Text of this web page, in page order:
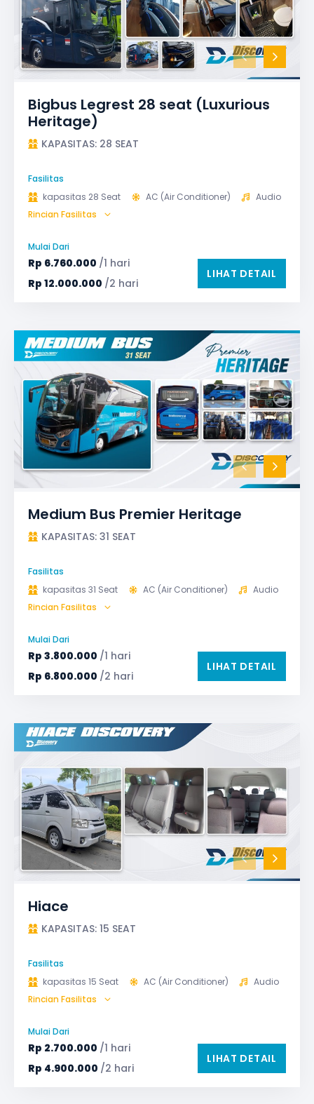
Bigbus Legrest 28 seat (Luxurious
Heritage)
KAPASITAS: 28 SEAT
Fasilitas
kapasitas 28 Seat
AC (Air Conditioner)
Audio
Bagasi
GPS
Safety Tools (P3K, Windows Breaker, dll)
TV LED & Android System
Water Dispenser
Rincian Fasilitas
Mulai Dari
Rp 6.760.000 /1 hari
Rp 12.000.000 /2 hari
LIHAT DETAIL
Medium Bus Premier Heritage
KAPASITAS: 31 SEAT
Fasilitas
kapasitas 31 Seat
AC (Air Conditioner)
Audio
Bagasi
GPS
Safety Tools (P3K, Windows Breaker, dll)
TV LED & Android System
Water Dispenser
Rincian Fasilitas
Mulai Dari
Rp 3.800.000 /1 hari
Rp 6.800.000 /2 hari
LIHAT DETAIL
Hiace
KAPASITAS: 15 SEAT
Fasilitas
kapasitas 15 Seat
AC (Air Conditioner)
Audio
Bantal & Selimut (optional)
Safety Tools (P3K, Windows Breaker, dll)
TV LED & Android System
Rincian Fasilitas
Mulai Dari
Rp 2.700.000 /1 hari
Rp 4.900.000 /2 hari
LIHAT DETAIL